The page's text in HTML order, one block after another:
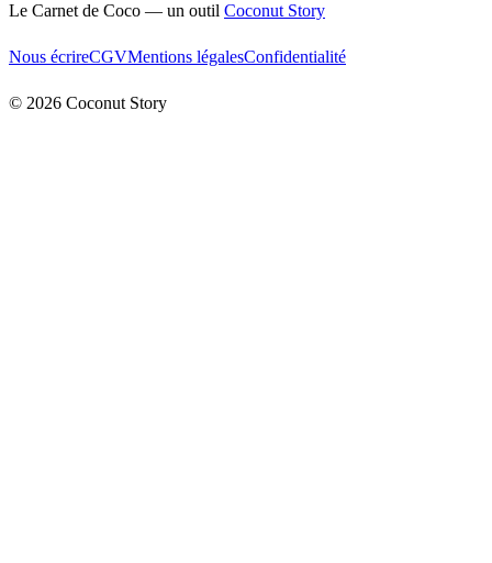
Le Carnet de Coco — un outil Coconut Story
Nous écrireCGVMentions légalesConfidentialité
© 2026 Coconut Story